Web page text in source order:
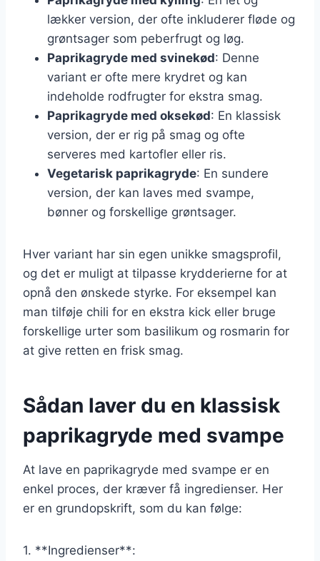
lækker version, der ofte inkluderer fløde og
grøntsager som peberfrugt og løg.
Paprikagryde med svinekød: Denne
variant er ofte mere krydret og kan
indeholde rodfrugter for ekstra smag.
Paprikagryde med oksekød: En klassisk
version, der er rig på smag og ofte
serveres med kartofler eller ris.
Vegetarisk paprikagryde: En sundere
version, der kan laves med svampe,
bønner og forskellige grøntsager.
Hver variant har sin egen unikke smagsprofil,
og det er muligt at tilpasse krydderierne for at
opnå den ønskede styrke. For eksempel kan
man tilføje chili for en ekstra kick eller bruge
forskellige urter som basilikum og rosmarin for
at give retten en frisk smag.
Sådan laver du en klassisk
paprikagryde med svampe
At lave en paprikagryde med svampe er en
enkel proces, der kræver få ingredienser. Her
er en grundopskrift, som du kan følge:
1. **Ingredienser**: